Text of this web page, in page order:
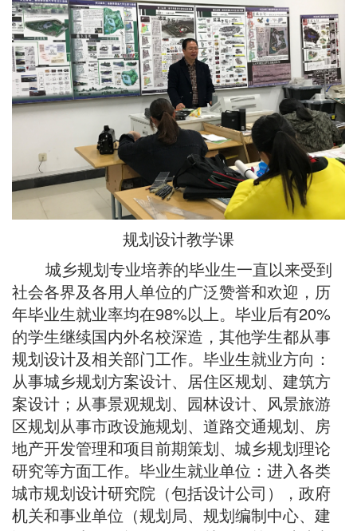
规划设计教学课
城乡规划专业培养的毕业生一直以来受到
社会各界及各用人单位的广泛赞誉和欢迎，历
年毕业生就业率均在98%以上。毕业后有20%
的学生继续国内外名校深造，其他学生都从事
规划设计及相关部门工作。毕业生就业方向：
从事城乡规划方案设计、居住区规划、建筑方
案设计；从事景观规划、园林设计、风景旅游
区规划从事市政设施规划、道路交通规划、房
地产开发管理和项目前期策划、城乡规划理论
研究等方面工作。毕业生就业单位：进入各类
城市规划设计研究院（包括设计公司），政府
机关和事业单位（规划局、规划编制中心、建